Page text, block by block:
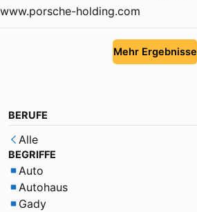
www.porsche-holding.com
Mehr Ergebnisse
BERUFE
Alle
BEGRIFFE
Auto
Autohaus
Gady